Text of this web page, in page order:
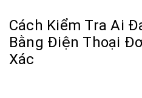
Cách Kiểm Tra Ai
Bằng Điện Thoại
Xác